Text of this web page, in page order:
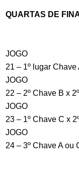
QUARTAS DE
JOGO
21 – 1º lugar
JOGO
22 – 2º Chave B x
JOGO
23 – 1º Chave C x
JOGO
24 – 3º Chave A ou